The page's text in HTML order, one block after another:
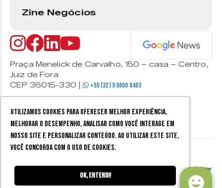
Utilizamos cookies para oferecer melhor experiência,
melhorar o desempenho, analisar como você interage em
nosso site e personalizar conteúdo. Ao utilizar este site,
você concorda com o uso de cookies.
Ok, entendi!
Zine Negócios
Praça Menelick de Carvalho, 150 – casa – Centro,
Juiz de Fora
CEP 36015-330 |
+55 (32) 9 9800 8403
os direitos reservados.
Mobister